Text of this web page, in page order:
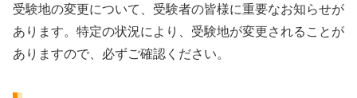
受験地の変更について、受験者の皆様に重要なお知らせが
あります。特定の状況により、受験地が変更されることが
ありますので、必ずご確認ください。